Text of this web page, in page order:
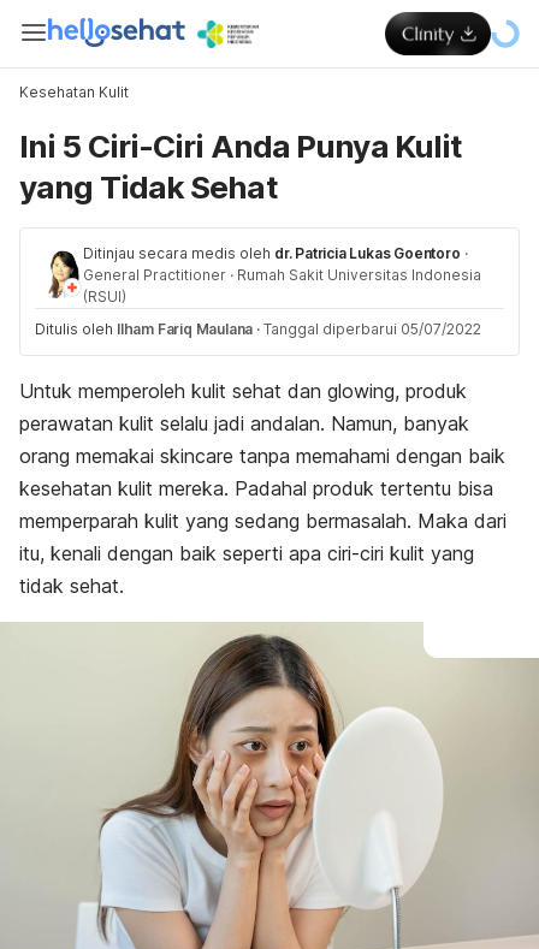
Kesehatan Kulit
Ini 5 Ciri-Ciri Anda Punya Kulit
yang Tidak Sehat
Ditinjau secara medis oleh dr. Patricia Lukas Goentoro ·
General Practitioner · Rumah Sakit Universitas Indonesia
(RSUI)
Ditulis oleh Ilham Fariq Maulana · Tanggal diperbarui 05/07/2022
Untuk memperoleh kulit sehat dan glowing, produk
perawatan kulit selalu jadi andalan. Namun, banyak
orang memakai skincare tanpa memahami dengan baik
kesehatan kulit mereka. Padahal produk tertentu bisa
memperparah kulit yang sedang bermasalah. Maka dari
itu, kenali dengan baik seperti apa ciri-ciri kulit yang
tidak sehat.